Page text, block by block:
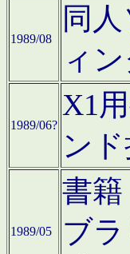
1989/08
同
ィ
1989/06?
X1
ン
1989/05
書
ブ